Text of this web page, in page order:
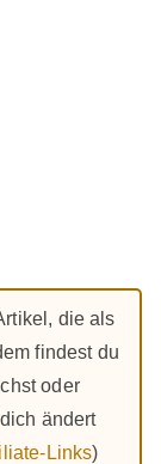
die als
findest du
oder
ändert
Links)